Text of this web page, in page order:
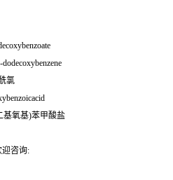
氯
基氧基)苯甲酸盐
迎咨询: